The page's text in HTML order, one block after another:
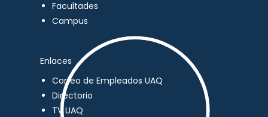
Facultades
Campus
Enlaces
Correo de Empleados UAQ
Directorio
TV UAQ